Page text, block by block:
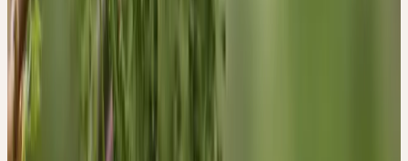
5. Ruttkowski Beate. Stärker als jede Angst: Ein Leitfaden
zur Selbstbehandlung mit Homöopathie, Blüten-Essenzen